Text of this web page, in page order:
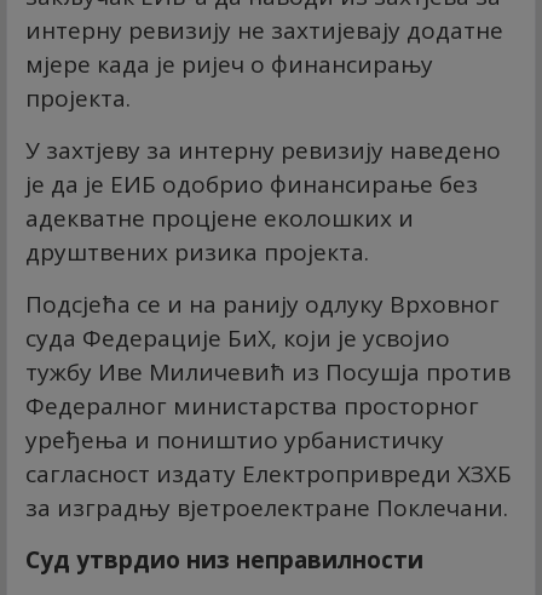
интерну ревизију не захтијевају додатне
мјере када је ријеч о финансирању
пројекта.
У захтјеву за интерну ревизију наведено
је да је ЕИБ одобрио финансирање без
адекватне процјене еколошких и
друштвених ризика пројекта.
Подсјећа се и на ранију одлуку Врховног
суда Федерације БиХ, који је усвојио
тужбу Иве Миличевић из Посушја против
Федералног министарства просторног
уређења и поништио урбанистичку
сагласност издату Електропривреди ХЗХБ
за изградњу вјетроелектране Поклечани.
Суд утврдио низ неправилности